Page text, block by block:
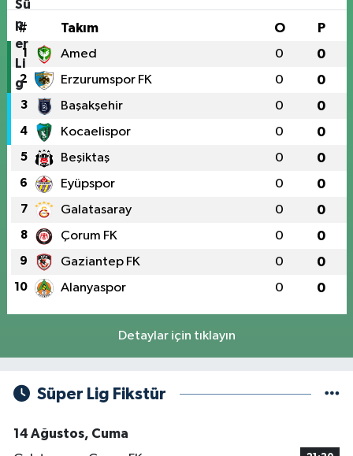
# Takım O P
1 Amed 0 0
2 Erzurumspor FK 0 0
3 Başakşehir 0 0
4 Kocaelispor 0 0
5 Beşiktaş 0 0
6 Eyüpspor 0 0
7 Galatasaray 0 0
8 Çorum FK 0 0
9 Gaziantep FK 0 0
10 Alanyaspor 0 0
Detaylar için tıklayın
Süper Lig Fikstür
14 Ağustos, Cuma